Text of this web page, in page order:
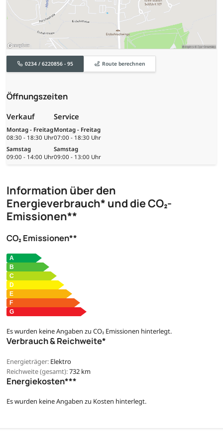
0234 / 6220856 - 95 Route berechnen
Öffnungszeiten
Verkauf
Montag - Freitag
08:30 - 18:30 Uhr
Samstag
09:00 - 14:00 Uhr
Service
Montag - Freitag
07:00 - 18:30 Uhr
Samstag
09:00 - 13:00 Uhr
Information über den
Energieverbrauch* und die CO₂-
Emissionen**
CO₂ Emissionen**
Es wurden keine Angaben zu CO₂ Emissionen hinterlegt.
Verbrauch & Reichweite*
Energieträger: Elektro
Reichweite (gesamt):732 km
Energiekosten***
Es wurden keine Angaben zu Kosten hinterlegt.